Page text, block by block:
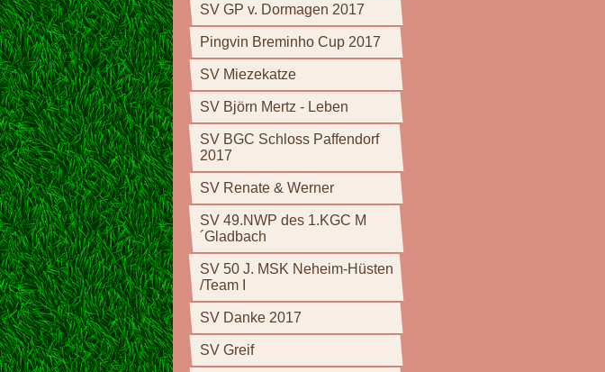
SV GP v. Dormagen 2017
Pingvin Breminho Cup 2017
SV Miezekatze
SV Björn Mertz - Leben
SV BGC Schloss Paffendorf
2017
SV Renate & Werner
SV 49.NWP des 1.KGC M
´Gladbach
SV 50 J. MSK Neheim-Hüsten
/Team I
SV Danke 2017
SV Greif